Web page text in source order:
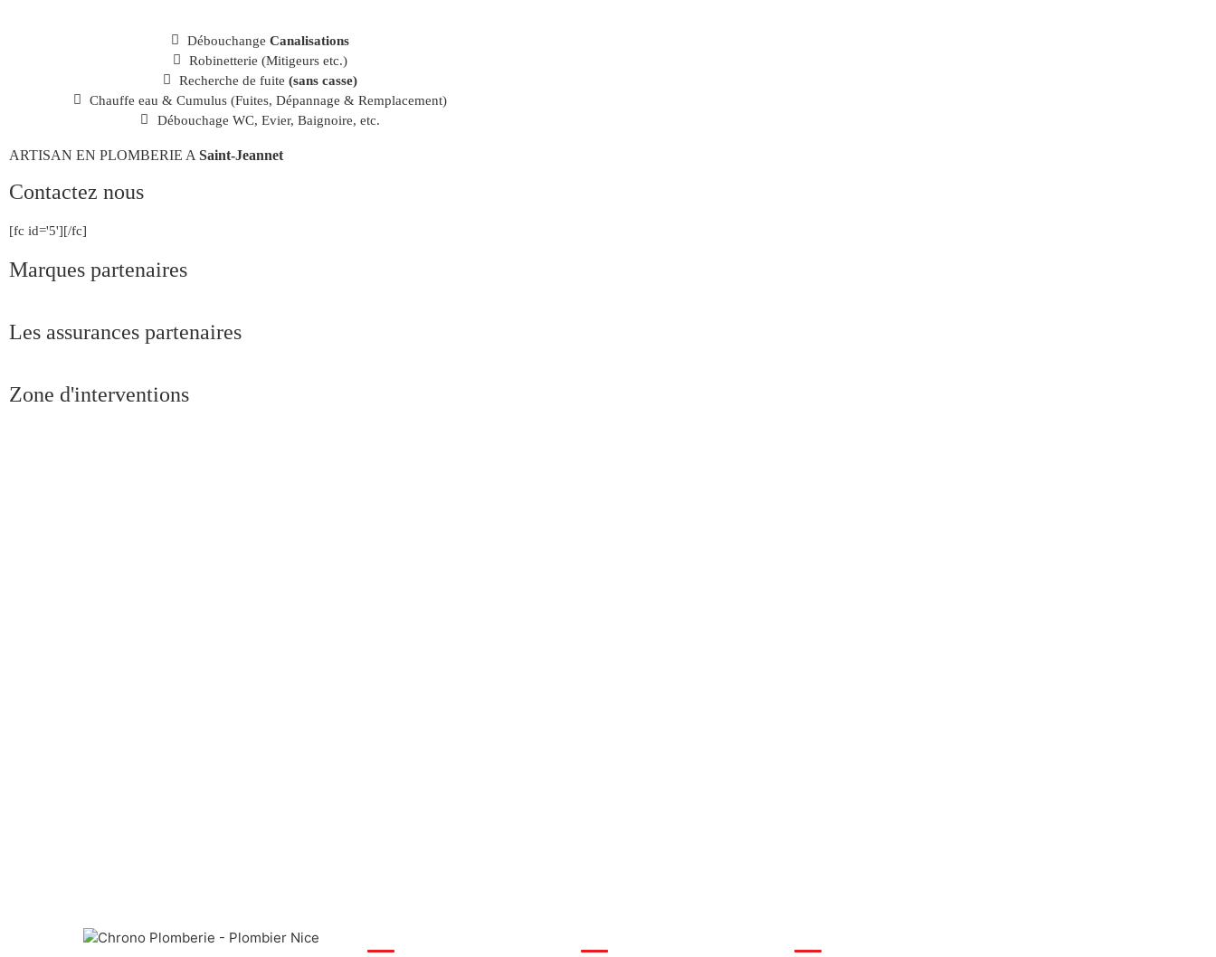
DébouchangeCanalisations
Robinetterie (Mitigeurs etc.)
Recherche de fuite(sans casse)
Chauffe eau & Cumulus (Fuites, Dépannage & Remplacement)
Débouchage WC, Evier, Baignoire, etc.
ARTISAN EN PLOMBERIE A Saint-Jeannet
Contactez nous
[fc id='5'][/fc]
Marques partenaires
Les assurances partenaires
Zone d'interventions